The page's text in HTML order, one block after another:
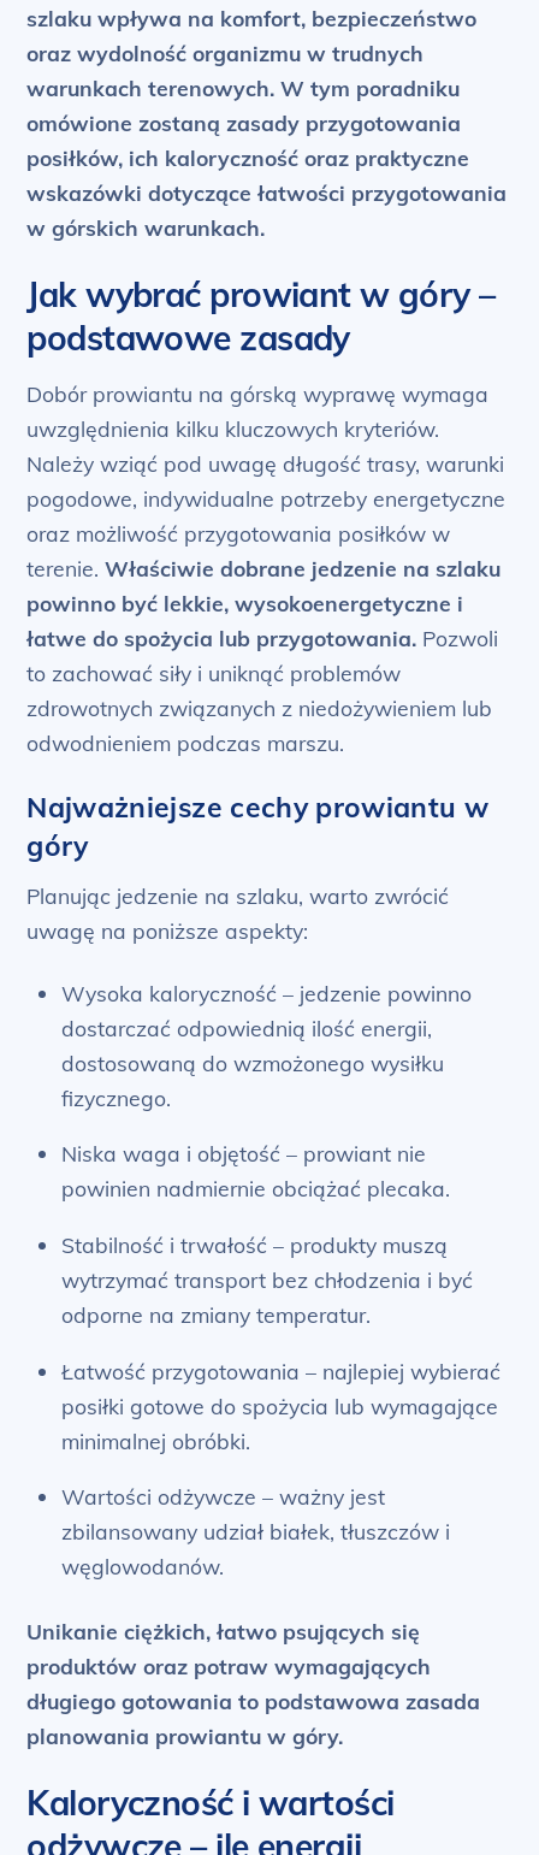
szlaku wpływa na komfort, bezpieczeństwo
oraz wydolność organizmu w trudnych
warunkach terenowych. W tym poradniku
omówione zostaną zasady przygotowania
posiłków, ich kaloryczność oraz praktyczne
wskazówki dotyczące łatwości przygotowania
w górskich warunkach.
Jak wybrać prowiant w góry –
podstawowe zasady
Dobór prowiantu na górską wyprawę wymaga
uwzględnienia kilku kluczowych kryteriów.
Należy wziąć pod uwagę długość trasy, warunki
pogodowe, indywidualne potrzeby energetyczne
oraz możliwość przygotowania posiłków w
terenie.Właściwie dobrane jedzenie na szlaku
powinno być lekkie, wysokoenergetyczne i
łatwe do spożycia lub przygotowania. Pozwoli
to zachować siły i uniknąć problemów
zdrowotnych związanych z niedożywieniem lub
odwodnieniem podczas marszu.
Najważniejsze cechy prowiantu w
góry
Planując jedzenie na szlaku, warto zwrócić
uwagę na poniższe aspekty:
Wysoka kaloryczność – jedzenie powinno
dostarczać odpowiednią ilość energii,
dostosowaną do wzmożonego wysiłku
fizycznego.
Niska waga i objętość – prowiant nie
powinien nadmiernie obciążać plecaka.
Stabilność i trwałość – produkty muszą
wytrzymać transport bez chłodzenia i być
odporne na zmiany temperatur.
Łatwość przygotowania – najlepiej wybierać
posiłki gotowe do spożycia lub wymagające
minimalnej obróbki.
Wartości odżywcze – ważny jest
zbilansowany udział białek, tłuszczów i
węglowodanów.
Unikanie ciężkich, łatwo psujących się
produktów oraz potraw wymagających
długiego gotowania to podstawowa zasada
planowania prowiantu w góry.
Kaloryczność i wartości
odżywcze – ile energii